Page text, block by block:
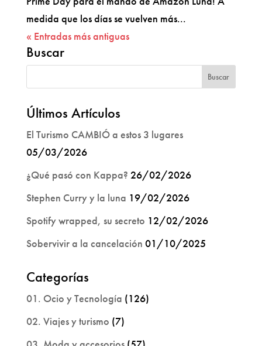
medida que los días se vuelven más...
« Entradas más antiguas
Buscar
Últimos Artículos
El Turismo CAMBIÓ a estos 3 lugares
05/03/2026
¿Qué pasó con Kappa? 26/02/2026
Stephen Curry y la luna 19/02/2026
Spotify wrapped, su secreto 12/02/2026
Sobervivir a la cancelación 01/10/2025
Categorías
01. Ocio y Tecnología (126)
02. Viajes y turismo (7)